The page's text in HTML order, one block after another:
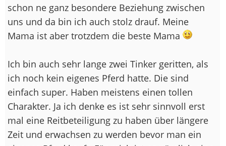
schon ne ganz besondere Beziehung zwischen
uns und da bin ich auch stolz drauf. Meine
Mama ist aber trotzdem die beste Mama
Ich bin auch sehr lange zwei Tinker geritten, als
ich noch kein eigenes Pferd hatte. Die sind
einfach super. Haben meistens einen tollen
Charakter. Ja ich denke es ist sehr sinnvoll erst
mal eine Reitbeteiligung zu haben über längere
Zeit und erwachsen zu werden bevor man ein